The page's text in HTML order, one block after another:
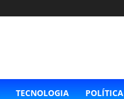
TECNOLOGIA POLÍTICA